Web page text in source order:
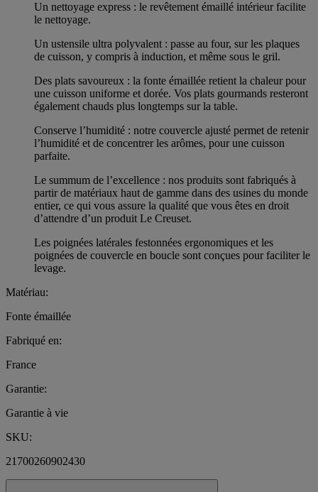
Un nettoyage express : le revêtement émaillé intérieur facilite
le nettoyage.
Un ustensile ultra polyvalent : passe au four, sur les plaques
de cuisson, y compris à induction, et même sous le gril.
Des plats savoureux : la fonte émaillée retient la chaleur pour
une cuisson uniforme et dorée. Vos plats gourmands resteront
également chauds plus longtemps sur la table.
Conserve l’humidité : notre couvercle ajusté permet de retenir
l’humidité et de concentrer les arômes, pour une cuisson
parfaite.
Le summum de l’excellence : nos produits sont fabriqués à
partir de matériaux haut de gamme dans des usines du monde
entier, ce qui vous assure la qualité que vous êtes en droit
d’attendre d’un produit Le Creuset.
Les poignées latérales festonnées ergonomiques et les
poignées de couvercle en boucle sont conçues pour faciliter le
levage.
Matériau:
Fonte émaillée
Fabriqué en:
France
Garantie:
Garantie à vie
SKU:
21700260902430